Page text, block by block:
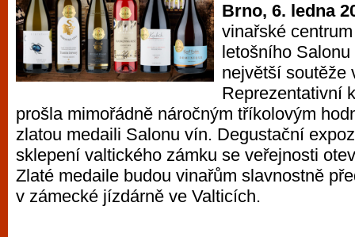
Brno, 6. ledna
vinařské
letošního
největší soutěže
Reprezentativní
prošla mimořádně náročným tříkolovým
zlatou medaili Salonu vín. Degustační
sklepení valtického zámku se veřejnosti
Zlaté medaile budou vinařům slavnostně
v zámecké jízdárně ve Valticích.